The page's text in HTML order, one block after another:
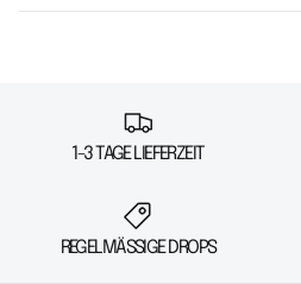
1-3 TAGE LIEFERZEIT
REGELMÄSSIGE DROPS